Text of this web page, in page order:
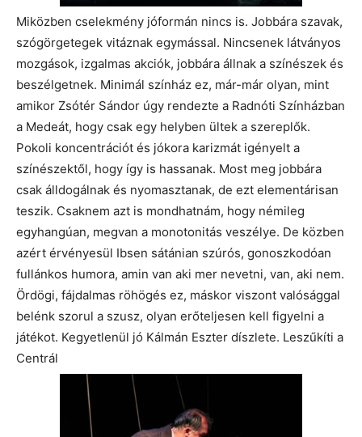
Miközben cselekmény jóformán nincs is. Jobbára szavak,
szógörgetegek vitáznak egymással. Nincsenek látványos
mozgások, izgalmas akciók, jobbára állnak a színészek és
beszélgetnek. Minimál színház ez, már-már olyan, mint
amikor Zsótér Sándor úgy rendezte a Radnóti Színházban
a Medeát, hogy csak egy helyben ültek a szereplők.
Pokoli koncentrációt és jókora karizmát igényelt a
színészektől, hogy így is hassanak. Most meg jobbára
csak álldogálnak és nyomasztanak, de ezt elementárisan
teszik. Csaknem azt is mondhatnám, hogy némileg
egyhangúan, megvan a monotonitás veszélye. De közben
azért érvényesül Ibsen sátánian szúrós, gonoszkodóan
fullánkos humora, amin van aki mer nevetni, van, aki nem.
Ördögi, fájdalmas röhögés ez, máskor viszont valósággal
belénk szorul a szusz, olyan erőteljesen kell figyelni a
játékot. Kegyetlenül jó Kálmán Eszter díszlete. Leszűkíti a
Centrál